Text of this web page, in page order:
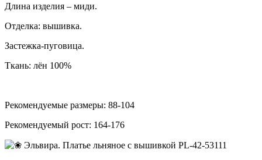
Длина изделия – миди.
Отделка: вышивка.
Застежка-пуговица.
Ткань: лён 100%
Рекомендуемые размеры: 88-104
Рекомендуемый рост: 164-176